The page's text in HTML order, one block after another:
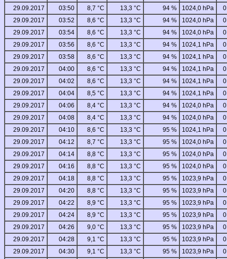
29.09.2017
03:50 8,7 °C 13,3 °C 94 % 1024,0 hPa
29.09.2017
03:52 8,6 °C 13,3 °C 94 % 1024,0 hPa
29.09.2017
03:54 8,6 °C 13,3 °C 94 % 1024,0 hPa
29.09.2017
03:56 8,6 °C 13,3 °C 94 % 1024,1 hPa
29.09.2017
03:58 8,6 °C 13,3 °C 94 % 1024,1 hPa
29.09.2017
04:00 8,6 °C 13,3 °C 94 % 1024,1 hPa
29.09.2017
04:02 8,6 °C 13,3 °C 94 % 1024,1 hPa
29.09.2017
04:04 8,5 °C 13,3 °C 94 % 1024,1 hPa
29.09.2017
04:06 8,4 °C 13,3 °C 94 % 1024,0 hPa
29.09.2017
04:08 8,4 °C 13,3 °C 94 % 1024,0 hPa
29.09.2017
04:10 8,6 °C 13,3 °C 95 % 1024,1 hPa
29.09.2017
04:12 8,7 °C 13,3 °C 95 % 1024,0 hPa
29.09.2017
04:14 8,8 °C 13,3 °C 95 % 1024,0 hPa
29.09.2017
04:16 8,8 °C 13,3 °C 95 % 1024,0 hPa
29.09.2017
04:18 8,8 °C 13,3 °C 95 % 1023,9 hPa
29.09.2017
04:20 8,8 °C 13,3 °C 95 % 1023,9 hPa
29.09.2017
04:22 8,9 °C 13,3 °C 95 % 1023,9 hPa
29.09.2017
04:24 8,9 °C 13,3 °C 95 % 1023,9 hPa
29.09.2017
04:26 9,0 °C 13,3 °C 95 % 1023,9 hPa
29.09.2017
04:28 9,1 °C 13,3 °C 95 % 1023,9 hPa
29.09.2017
04:30 9,1 °C 13,3 °C 95 % 1023,9 hPa